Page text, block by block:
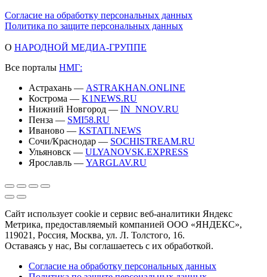
Согласие на обработку персональных данных
Политика по защите персональных данных
О НАРОДНОЙ МЕДИА-ГРУППЕ
Все порталы НМГ:
Астрахань — ASTRAKHAN.ONLINE
Кострома — K1NEWS.RU
Нижний Новгород — IN_NNOV.RU
Пенза — SMI58.RU
Иваново — KSTATI.NEWS
Сочи/Краснодар — SOCHISTREAM.RU
Ульяновск — ULYANOVSK.EXPRESS
Ярославль — YARGLAV.RU
Сайт использует cookie и сервис веб-аналитики Яндекс
Метрика, предоставляемый компанией ООО «ЯНДЕКС»,
119021, Россия, Москва, ул. Л. Толстого, 16.
Оставаясь у нас, Вы соглашаетесь с их обработкой.
Согласие на обработку персональных данных